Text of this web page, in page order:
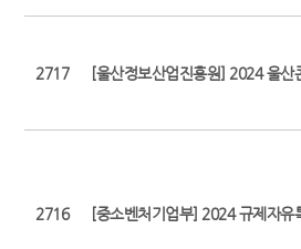
2717 [울산정보산업진흥원] 2024 울산
2716 [중소벤처기업부] 2024 규제자유